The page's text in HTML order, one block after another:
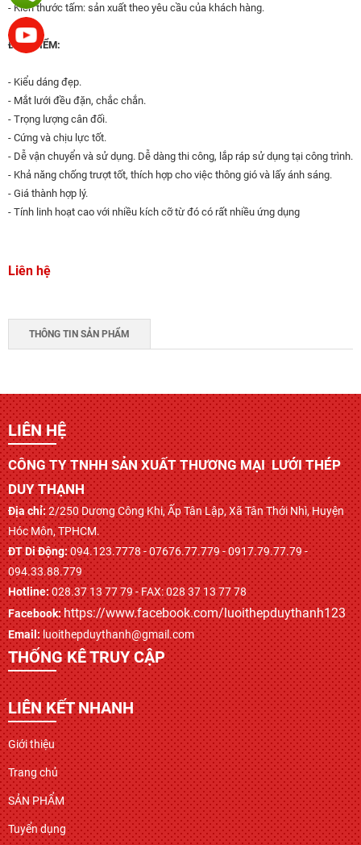
- Kích thước tấm: sản xuất theo yêu cầu của khách hàng.
ĐẶC ĐIỂM:
- Kiểu dáng đẹp.
- Mắt lưới đều đặn, chắc chắn.
- Trọng lượng cân đối.
- Cứng và chịu lực tốt.
- Dễ vận chuyển và sử dụng. Dễ dàng thi công, lắp ráp sử dụng tại công trình.
- Khả năng chống trượt tốt, thích hợp cho việc thông gió và lấy ánh sáng.
- Giá thành hợp lý.
- Tính linh hoạt cao với nhiều kích cỡ từ đó có rất nhiều ứng dụng
Liên hệ
THÔNG TIN SẢN PHẨM
LIÊN HỆ
CÔNG TY TNHH SẢN XUẤT THƯƠNG MẠI LƯỚI THÉP
DUY THẠNH
Địa chỉ:2/250 Dương Công Khi, Ấp Tân Lập, Xã Tân Thới Nhì, Huyện
Hóc Môn, TPHCM.
ĐT Di Động:094.123.7778 - 07676.77.779 - 0917.79.77.79 -
094.33.88.779
Hotline:028.37 13 77 79 - FAX: 028 37 13 77 78
Facebook: https://www.facebook.com/luoithepduythanh123
Email:luoithepduythanh@gmail.com
THỐNG KÊ TRUY CẬP
LIÊN KẾT NHANH
Giới thiệu
Trang chủ
SẢN PHẨM
Tuyển dụng